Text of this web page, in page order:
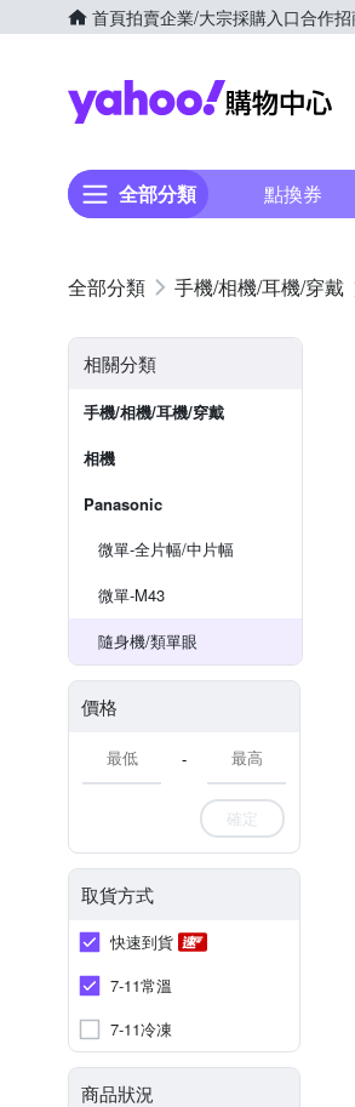
首頁拍賣企業/大宗採購入口合作
全部分類 點換券
手機/相機/耳機/穿戴
相關分類
手機/相機/耳機/穿戴
相機
Panasonic
微單-全片幅/中片幅
微單-M43
隨身機/類單眼
價格
-
確定
取貨方式
快速到貨
7-11常溫
7-11冷凍
商品狀況